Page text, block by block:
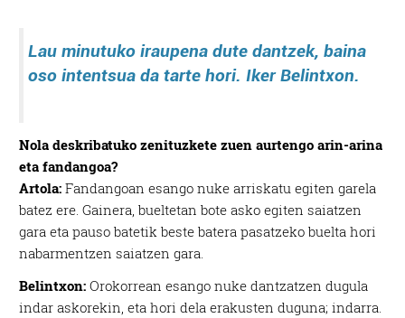
Lau minutuko iraupena dute dantzek, baina
oso intentsua da tarte hori. Iker Belintxon.
Nola deskribatuko zenituzkete zuen aurtengo arin-arina
eta fandangoa?
Artola: Fandangoan esango nuke arriskatu egiten garela
batez ere. Gainera, bueltetan bote asko egiten saiatzen
gara eta pauso batetik beste batera pasatzeko buelta hori
nabarmentzen saiatzen gara.
Belintxon: Orokorrean esango nuke dantzatzen dugula
indar askorekin, eta hori dela erakusten duguna; indarra.